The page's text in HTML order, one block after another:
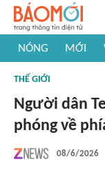
NÓNG MỚI
#Khám phá thế giới
THẾ GIỚI
Người dân
phóng về
08/6/2026